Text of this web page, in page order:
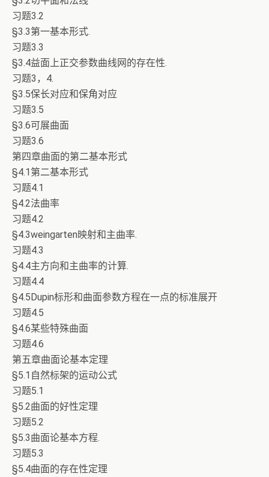
习题3.2
§3.3第一基本形式.
习题3.3
§3.4益面上正交参数曲线网的存在性.
习题3，4.
§3.5保长对应和保角对应
习题3.5
§3.6可展曲面
习题3.6
第四章曲面的第二基本形式
§4.1第二基本形式
习题4.1
§4.2法曲率
习题4.2
§4.3weingarten映射和主曲率.
习题4.3
§4.4主方向和主曲率的计算.
习题4.4
§4.5Dupin标形和曲面参数方程在一点的标准展开
习题4.5
§4.6某些特殊曲面
习题4.6
第五章曲面论基本定理
§5.1自然标架的运动公式
习题5.1
§5.2曲面的好性定理
习题5.2
§5.3曲面论基本方程.
习题5.3
§5.4曲面的存在性定理